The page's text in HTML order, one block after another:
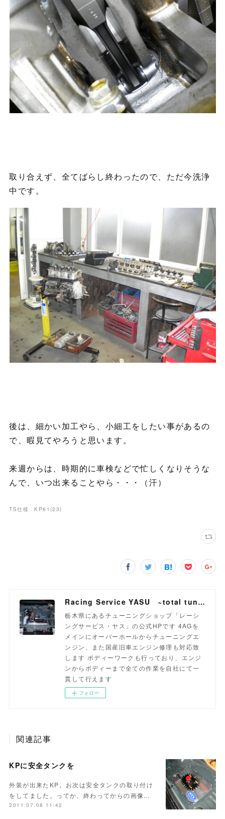
取り合えず、全てばらし終わったので、ただ今洗浄
中です。
後は、細かい加工やら、小細工をしたい事があるの
で、暇見てやろうと思います。
来週からは、時期的に車検などで忙しくなりそうな
んで、いつ出来ることやら・・・（汗）
TS仕様 KP61 (23)
Racing Service YASU ~total tuning proshop~
栃木県にあるチューニングショップ「レーシ
ングサービス・ヤス」の公式HPです 4AGを
メインにオーバーホールからチューニングエ
ンジン、また国産旧車エンジン修理も対応致
します ボディーワークも行っており、エンジ
ンからボディーまで全ての作業を自社にて一
貫して行えます
フォロー
関連記事
KPに安全タンクを
外装が出来たKP。お次は安全タンクの取り付け
をしてました。ってか、終わってからの画像…
2011.07.08 11:42